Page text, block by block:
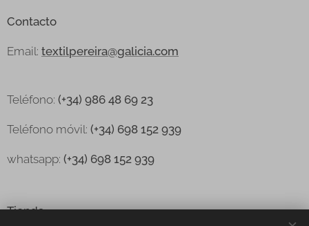
Contacto
Email: textilpereira@galicia.com
Teléfono: (+34) 986 48 69 23
Teléfono móvil: (+34) 698 152 939
whatsapp: (+34) 698 152 939
Tienda